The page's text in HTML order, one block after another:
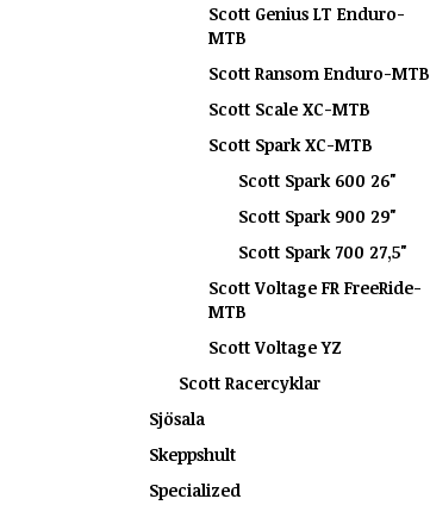
Scott Genius LT Enduro-
MTB
Scott Ransom Enduro-MTB
Scott Scale XC-MTB
Scott Spark XC-MTB
Scott Spark 600 26"
Scott Spark 900 29"
Scott Spark 700 27,5"
Scott Voltage FR FreeRide-
MTB
Scott Voltage YZ
Scott Racercyklar
Sjösala
Skeppshult
Specialized